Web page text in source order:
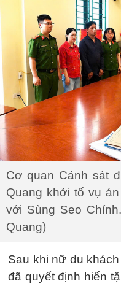
Cơ quan Cảnh sát
Quang khởi tố vụ
với Sùng Seo
Quang)
Sau khi nữ du
đã quyết định hiến